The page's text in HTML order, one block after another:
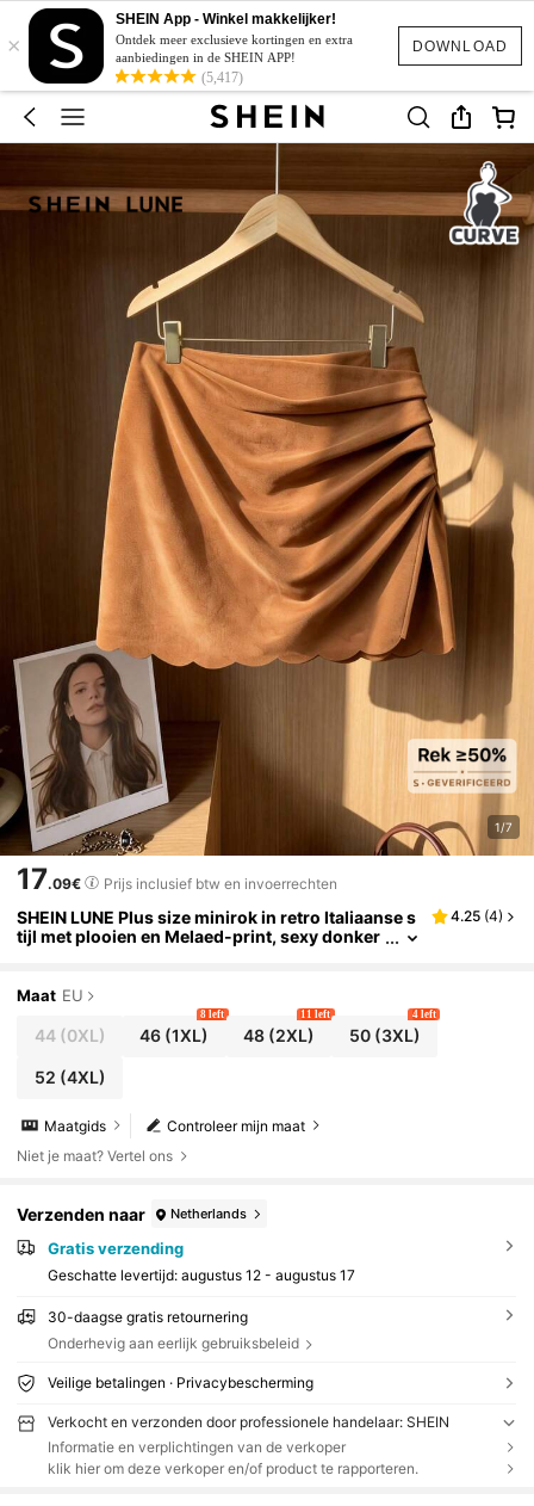
DOWNLOAD
×
SHEIN App - Winkel makkelijker!
Ontdek meer exclusieve kortingen en extra
aanbiedingen in de SHEIN APP!
(5,417)
1/7
17.09€ Prijs inclusief btw en invoerrechten
SHEIN LUNE Plus size minirok in retro Italiaanse s
tijl met plooien en Melaed-print, sexy donker
4.25 (4)
Maat EU
44(0XL) 46 (1XL)
8 left
48(2XL)
11 left
50(3XL)
4 left
52 (4XL)
Controleer mijn maat
Maatgids
Niet je maat? Vertel ons
Verzenden naar Netherlands
Gratis verzending
Geschatte levertijd: augustus 12 - augustus 17
30-daagse gratis retournering
Onderhevig aan eerlijk gebruiksbeleid
Veilige betalingen · Privacybescherming
Verkocht en verzonden door professionele handelaar: SHEIN
Informatie en verplichtingen van de verkoper
klik hier om deze verkoper en/of product te rapporteren.